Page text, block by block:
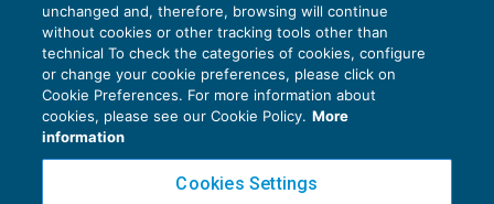
Privacy Policy
Cookie Policy
unchanged and, therefore, browsing will continue
without cookies or other tracking tools other than
technical To check the categories of cookies, configure
or change your cookie preferences, please click on
Cookie Preferences. For more information about
cookies, please see our Cookie Policy. More
information
Cookies Settings